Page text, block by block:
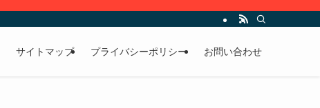
サイトマップ プライバシーポリシー お問い合わせ